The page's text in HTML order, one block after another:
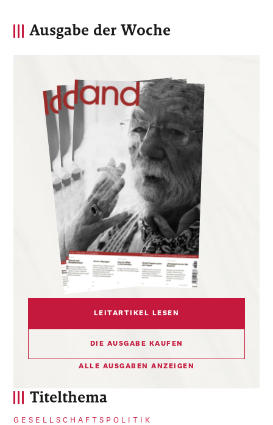
Titelthema
GESELLSCHAFTSPOLITIK
Ausgabe der Woche
LEITARTIKEL LESEN
DIE AUSGABE KAUFEN
ALLE AUSGABEN ANZEIGEN